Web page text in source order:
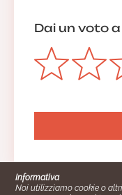
Dai un voto
Informativa
Noi utilizziamo cookie o